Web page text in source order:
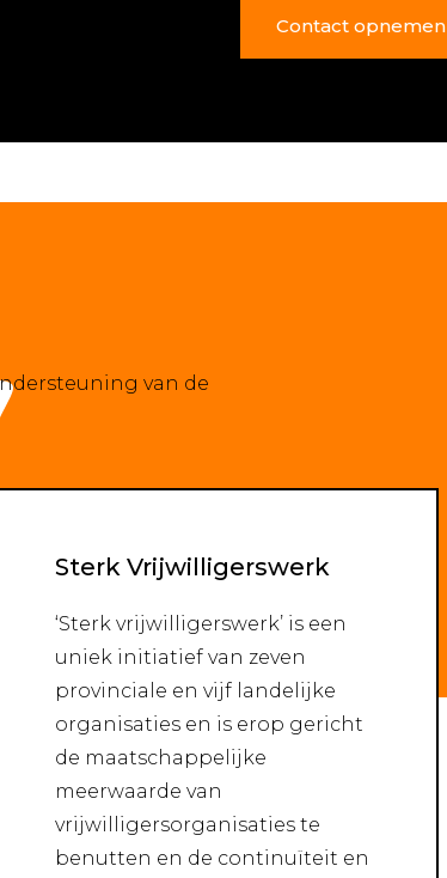
Contact opnemen
van de
Sterk Vrijwilligerswerk
‘Sterk vrijwilligerswerk’ is een
uniek initiatief van zeven
provinciale en vijf landelijke
organisaties en is erop gericht
de maatschappelijke
meerwaarde van
vrijwilligersorganisaties te
benutten en de continuïteit en